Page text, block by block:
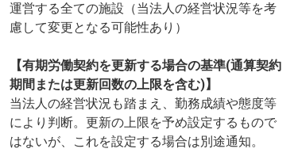
運営する全ての施設（当法人の経営状況等を考
慮して変更となる可能性あり）
【有期労働契約を更新する場合の基準(通算契約
期間または更新回数の上限を含む)】
当法人の経営状況も踏まえ、勤務成績や態度等
により判断。更新の上限を予め設定するもので
はないが、これを設定する場合は別途通知。